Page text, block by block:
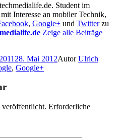
Student im
Interesse an mobiler Technik,
, Google+ und Twitterzu
Zeige alle Beiträge
28. Mai 2012AutorUlrich
, Google+
Erforderliche